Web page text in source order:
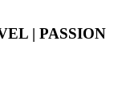
| PASSION